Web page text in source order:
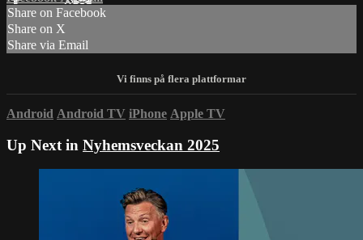
Share on Facebook
Share on X
Share via Email
Android Android TV iPhone Apple TV
Up Next in Nyhemsveckan 2025